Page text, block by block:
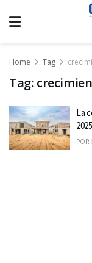
Home Tag
Tag:
La
2025
POR